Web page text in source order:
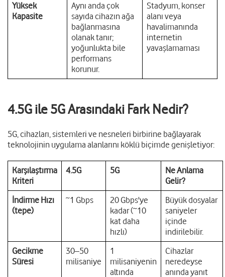
Yüksek
Kapasite
Aynı anda çok
sayıda cihazın ağa
bağlanmasına
olanak tanır;
yoğunlukta bile
performans
korunur.
Stadyum, konser
alanı veya
havalimanında
internetin
yavaşlamaması
4.5G ile 5G Arasındaki Fark Nedir?
5G, cihazları, sistemleri ve nesneleri birbirine bağlayarak
teknolojinin uygulama alanlarını köklü biçimde genişletiyor:
Karşılaştırma
Kriteri
4.5G 5G
Ne Anlama
Gelir?
İndirme Hızı
(tepe)
~1 Gbps
20 Gbps'ye
kadar (~10
kat daha
hızlı)
Büyük dosyalar
saniyeler
içinde
indirilebilir.
Gecikme
Süresi
30–50
milisaniye
1
milisaniyenin
altında
Cihazlar
neredeyse
anında yanıt